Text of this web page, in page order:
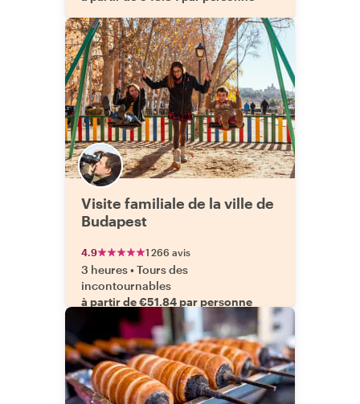
Visite familiale de la ville de
Budapest
4.9 1 266 avis
3 heures•Tours des
incontournables
à partir de €51.84 par personne